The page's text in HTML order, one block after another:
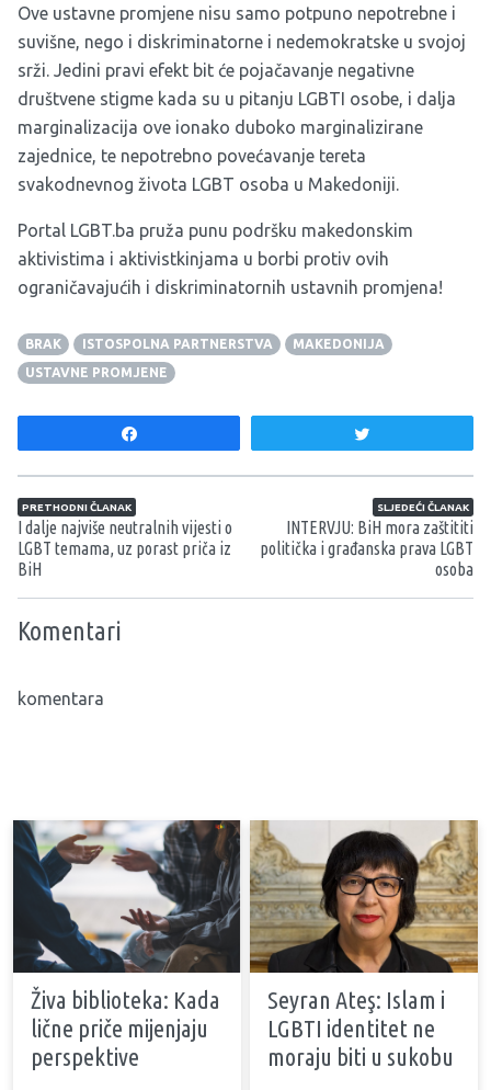
Ove ustavne promjene nisu samo potpuno nepotrebne i
suvišne, nego i diskriminatorne i nedemokratske u svojoj
srži. Jedini pravi efekt bit će pojačavanje negativne
društvene stigme kada su u pitanju LGBTI osobe, i dalja
marginalizacija ove ionako duboko marginalizirane
zajednice, te nepotrebno povećavanje tereta
svakodnevnog života LGBT osoba u Makedoniji.
Portal LGBT.ba pruža punu podršku makedonskim
aktivistima i aktivistkinjama u borbi protiv ovih
ograničavajućih i diskriminatornih ustavnih promjena!
BRAK ISTOSPOLNA PARTNERSTVA
MAKEDONIJA
USTAVNE PROMJENE
Navigacija članaka
PRETHODNI ČLANAK
I dalje najviše neutralnih vijesti o
LGBT temama, uz porast priča iz
BiH
SLJEDEĆI ČLANAK
INTERVJU: BiH mora zaštititi
politička i građanska prava LGBT
osoba
Komentari
komentara
Živa biblioteka: Kada
lične priče mijenjaju
perspektive
Seyran Ateş: Islam i
LGBTI identitet ne
moraju biti u sukobu